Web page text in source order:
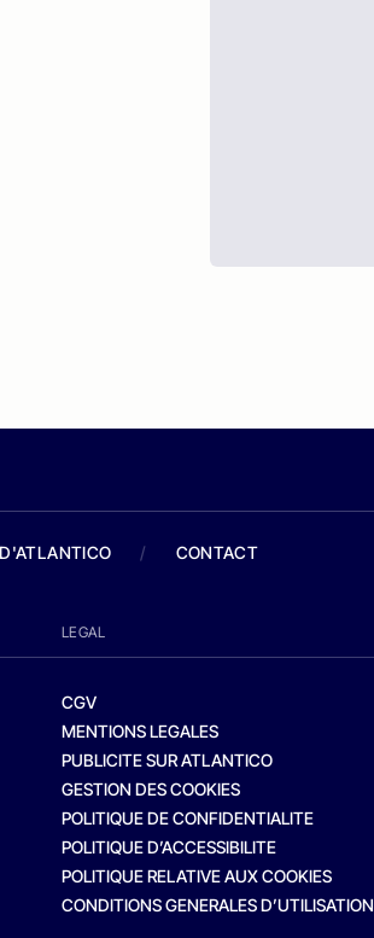
/ CONTACT
LEGAL
CGV
MENTIONS LEGALES
PUBLICITE SUR ATLANTICO
GESTION DES COOKIES
POLITIQUE DE CONFIDENTIALITE
POLITIQUE D’ACCESSIBILITE
POLITIQUE RELATIVE AUX COOKIES
CONDITIONS GENERALES D’UTILISATION